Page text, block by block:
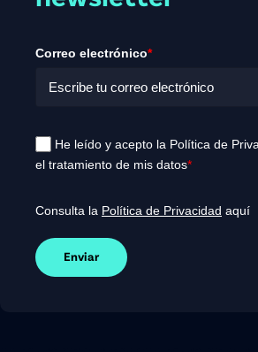
Correo electrónico*
He leído y acepto la Política de
el tratamiento de mis datos*
Consulta la Política de Privacidad aquí
Enviar